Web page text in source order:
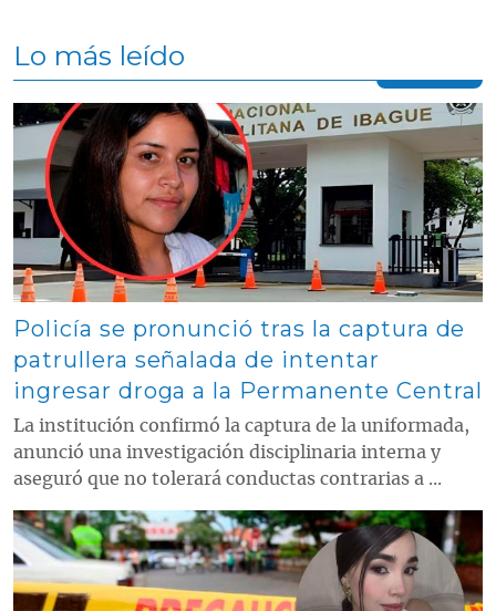
Lo más leído
Contenido multimedia principal
Policía se pronunció tras la captura de
patrullera señalada de intentar
ingresar droga a la Permanente Central
La institución confirmó la captura de la uniformada,
anunció una investigación disciplinaria interna y
aseguró que no tolerará conductas contrarias a ...
Contenido multimedia principal